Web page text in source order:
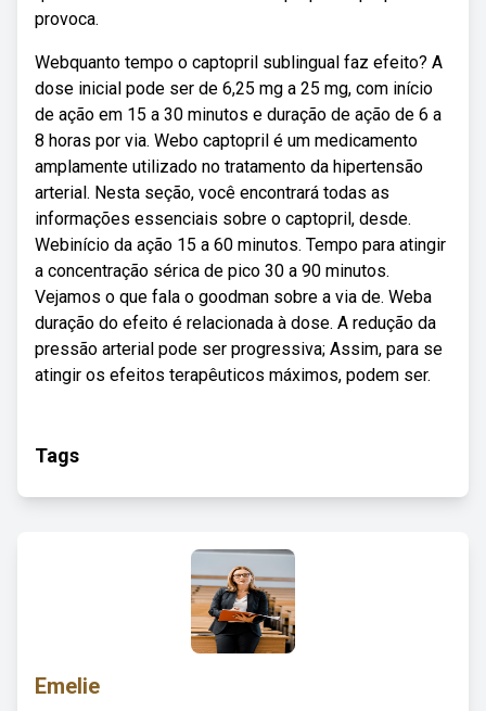
provoca.
Webquanto tempo o captopril sublingual faz efeito? A
dose inicial pode ser de 6,25 mg a 25 mg, com início
de ação em 15 a 30 minutos e duração de ação de 6 a
8 horas por via. Webo captopril é um medicamento
amplamente utilizado no tratamento da hipertensão
arterial. Nesta seção, você encontrará todas as
informações essenciais sobre o captopril, desde.
Webinício da ação 15 a 60 minutos. Tempo para atingir
a concentração sérica de pico 30 a 90 minutos.
Vejamos o que fala o goodman sobre a via de. Weba
duração do efeito é relacionada à dose. A redução da
pressão arterial pode ser progressiva; Assim, para se
atingir os efeitos terapêuticos máximos, podem ser.
Tags
Emelie